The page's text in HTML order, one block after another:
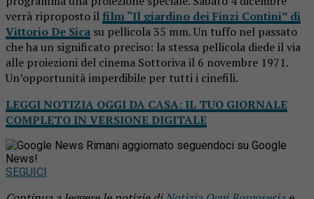
verrà riproposto ilfilm “Il giardino dei Finzi Contini” di
Vittorio De Sica su pellicola 35 mm. Un tuffo nel passato
che ha un significato preciso: la stessa pellicola diede il via
alle proiezioni del cinema Sottoriva il 6 novembre 1971.
Un’opportunità imperdibile per tutti i cinefili.
LEGGI NOTIZIA OGGI DA CASA: IL TUO GIORNALE
COMPLETO IN VERSIONE DIGITALE
Rimani aggiornato seguendoci su Google
News!
SEGUICI